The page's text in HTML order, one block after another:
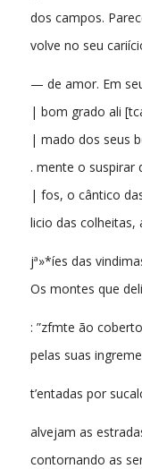
dos campos.
volve no seu
— de amor. Em
| bom grado ali
| mado dos seus
. mente o suspirar
| fos, o cântico
licio das colheitas,
jª»*íes das
Os montes que
: ”zfmte ão
pelas suas
t’entadas por
alvejam as
contornando as